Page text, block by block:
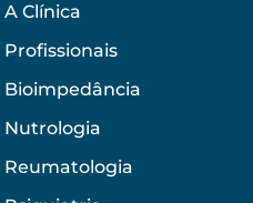
A Clínica
Profissionais
Bioimpedância
Nutrologia
Reumatologia